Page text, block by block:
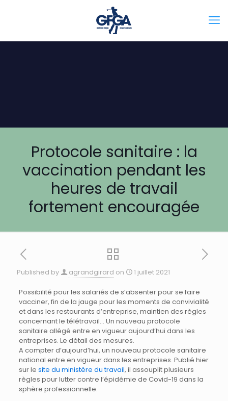
Protocole sanitaire : la
vaccination pendant les
heures de travail
fortement encouragée
Published by agrandgirard on 1 juillet 2021
Possibilité pour les salariés de s’absenter pour se faire
vacciner, fin de la jauge pour les moments de convivialité
et dans les restaurants d’entreprise, maintien des règles
concernant le télétravail… Un nouveau protocole
sanitaire allégé entre en vigueur aujourd’hui dans les
entreprises. Le détail des mesures.
A compter d’aujourd’hui, un nouveau protocole sanitaire
national entre en vigueur dans les entreprises. Publié hier
sur le site du ministère du travail, il assouplit plusieurs
règles pour lutter contre l’épidémie de Covid-19 dans la
sphère professionnelle.